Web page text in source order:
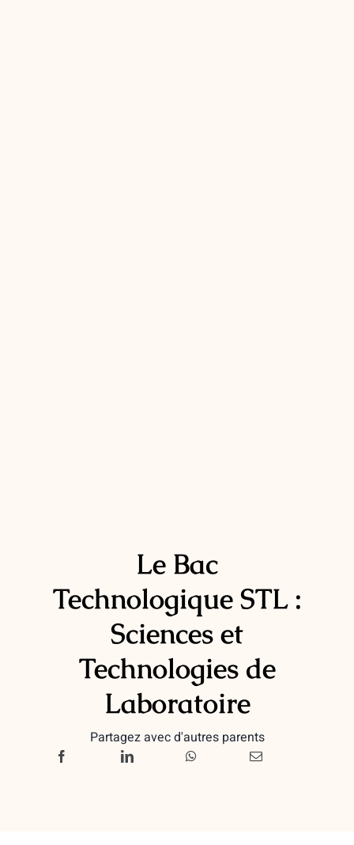
Le Bac
Technologique STL :
Sciences et
Technologies de
Laboratoire
Partagez avec d'autres parents